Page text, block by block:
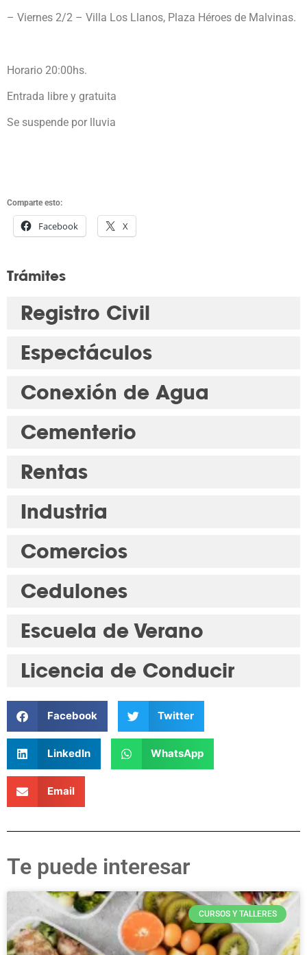
– Viernes 2/2 – Villa Los Llanos, Plaza Héroes de Malvinas.
Horario 20:00hs.
Entrada libre y gratuita
Se suspende por lluvia
Comparte esto:
Facebook X
Trámites
Registro Civil
Espectáculos
Conexión de Agua
Cementerio
Rentas
Industria
Comercios
Cedulones
Escuela de Verano
Licencia de Conducir
Facebook Twitter
LinkedIn WhatsApp
Email
Te puede interesar
CURSOS Y TALLERES